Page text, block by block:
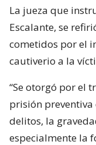
La jueza que
Escalante, se
cometidos por el
cautiverio a la
“Se otorgó por el
prisión
delitos, la
especialmente la